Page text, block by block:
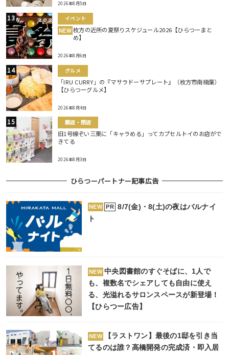
2026年8月5日
イベント
NEW 枚方の近所の夏祭りスケジュール2026【ひらつーまと
め】
2026年8月6日
グルメ
「IRU CURRY」の『マサラドーサプレート』（枚方市南楠葉）
【ひらつーグルメ】
2026年8月4日
開店・閉店
旧1号線ぞい三栗に「キャラめる」ってカプセルトイのお店がで
きてる
2026年8月3日
ひらつーパートナー記事広告
NEW PR
8/7(金)・8(土)の夜はバルナイ
ト
NEW 中央図書館のすぐそばに、1人で
も、複数名でシェアしても自由に使え
る、光溢れるサロンスペースが新登場！
【ひらつー広告】
NEW
【ラストワン】最後の1邸を引き当
てるのは誰？高橋開発の完成済・即入居